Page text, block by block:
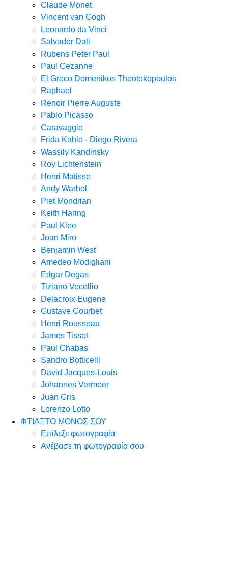
Claude Monet
Vincent van Gogh
Leonardo da Vinci
Salvador Dali
Rubens Peter Paul
Paul Cezanne
El Greco Domenikos Theotokopoulos
Raphael
Renoir Pierre Auguste
Pablo Picasso
Caravaggio
Frida Kahlo - Diego Rivera
Wassily Kandinsky
Roy Lichtenstein
Henri Matisse
Andy Warhol
Piet Mondrian
Keith Haring
Paul Klee
Joan Miro
Benjamin West
Amedeo Modigliani
Edgar Degas
Tiziano Vecellio
Delacroix Eugene
Gustave Courbet
Henri Rousseau
James Tissot
Paul Chabas
Sandro Botticelli
David Jacques-Louis
Johannes Vermeer
Juan Gris
Lorenzo Lotto
ΦΤΙΑΞΤΟ ΜΟΝΟΣ ΣΟΥ
Επίλεξε φωτογραφία
Ανέβασε τη φωτογραφία σου